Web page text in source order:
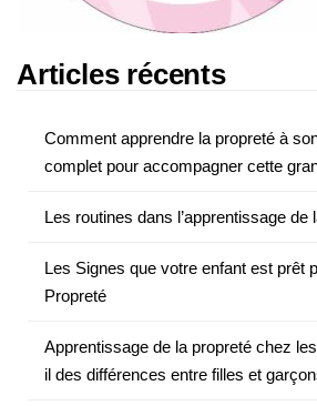
Articles récents
Comment apprendre la propreté à
complet pour accompagner cette
Les routines dans l’apprentissage de
Les Signes que votre enfant est prêt
Propreté
Apprentissage de la propreté chez
il des différences entre filles et